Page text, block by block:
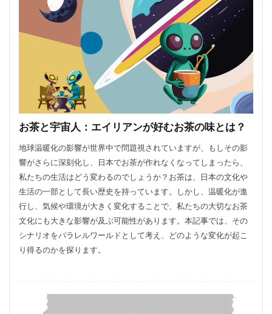
お茶と宇宙人：エイリアンが好むお茶の味とは？
地球温暖化の影響が世界中で問題視されていますが、もしその影
響がさらに深刻化し、日本でお茶が作れなくなってしまったら、
私たちの生活はどう変わるのでしょうか？お茶は、日本の文化や
生活の一部として長い歴史を持っています。しかし、温暖化が進
行し、気候や環境が大きく変化することで、私たちの大切なお茶
文化にも大きな影響が及ぶ可能性があります。本記事では、その
シナリオをパラレルワールドとして考え、どのような変化が起こ
り得るのかを探ります。